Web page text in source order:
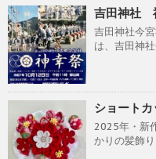
吉田神社
吉田神社今
は、吉田神
ショートカ
2025年・新
かりの髪飾